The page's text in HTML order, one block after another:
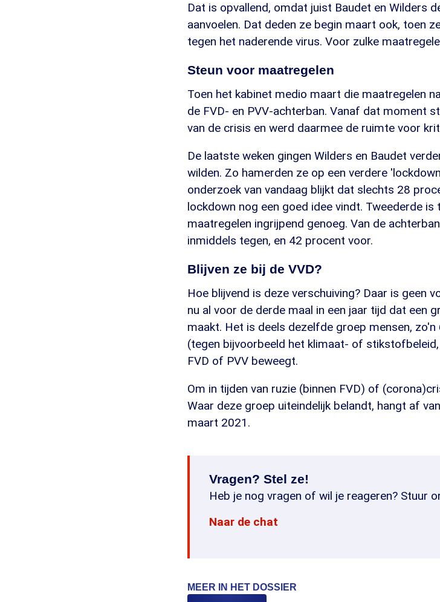
Dat is opvallend, omdat juist Baudet en Wilders
aanvoelen. Dat deden ze begin maart ook, toen
tegen het naderende virus. Voor zulke
Steun voor maatregelen
Toen het kabinet medio maart die maatregelen
de FVD- en PVV-achterban. Vanaf dat moment
van de crisis en werd daarmee de ruimte voor
De laatste weken gingen Wilders en Baudet
wilden. Zo hamerden ze op een verdere
onderzoek van vandaag blijkt dat slechts 28
lockdown nog een goed idee vindt. Tweederde is
maatregelen ingrijpend genoeg. Van de
inmiddels tegen, en 42 procent voor.
Blijven ze bij de VVD?
Hoe blijvend is deze verschuiving? Daar is geen
nu al voor de derde maal in een jaar tijd dat een
maakt. Het is deels dezelfde groep mensen,
(tegen bijvoorbeeld het klimaat- of
FVD of PVV beweegt.
Om in tijden van ruzie (binnen FVD) of
Waar deze groep uiteindelijk belandt, hangt af
maart 2021.
Vragen? Stel ze!
Heb je nog vragen of wil je reageren? Stuur
Naar de chat
MEER IN HET DOSSIER